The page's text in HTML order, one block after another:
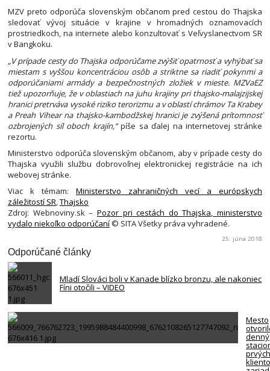
MZV preto odporúča slovenským občanom pred cestou do Thajska
sledovať vývoj situácie v krajine v hromadných oznamovacích
prostriedkoch, na internete alebo konzultovať s Veľvyslanectvom SR
v Bangkoku.
„V prípade cesty do Thajska odporúčame zvýšiť opatrnosť a vyhýbať sa
miestam s vyššou koncentráciou osôb a striktne sa riadiť pokynmi a
odporúčaniami armády a bezpečnostných zložiek v mieste. MZVaEZ
tiež upozorňuje, že v oblastiach na juhu krajiny pri thajsko-malajzijskej
hranici pretrváva vysoké riziko terorizmu a v oblastí chrámov Ta Krabey
a Preah Vihear na thajsko-kambodžskej hranici je zvýšená prítomnosť
ozbrojených síl oboch krajín,“píše sa ďalej na internetovej stránke
rezortu.
Ministerstvo odporúča slovenským občanom, aby v prípade cesty do
Thajska využili službu dobrovoľnej elektronickej registrácie na ich
webovej stránke.
Viac k témam: Ministerstvo zahraničných vecí a európskych
záležitostí SR,Thajsko
Zdroj: Webnoviny.sk – Pozor pri cestách do Thajska, ministerstvo
vydalo niekoľko odporúčaní © SITA Všetky práva vyhradené.
25. júna 2018
Odporúčané články
Mladí Slováci boli v Kanade blízko bronzu, ale nakoniec
Fíni otočili – VIDEO
Mesto
denný
prvých